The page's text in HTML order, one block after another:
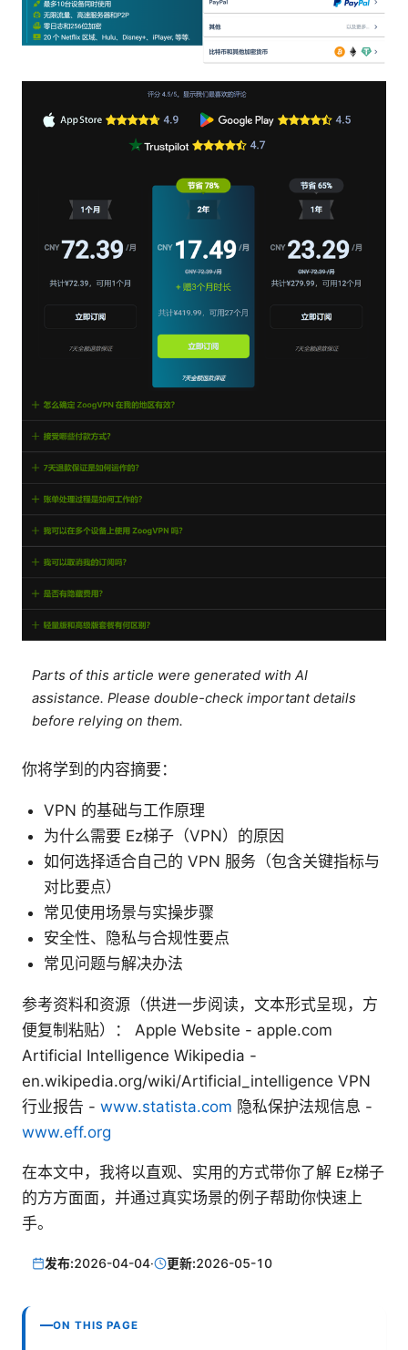
Parts of this article were generated with AI
assistance. Please double-check important details
before relying on them.
你将学到的内容摘要：
VPN 的基础与工作原理
为什么需要 Ez梯子（VPN）的原因
如何选择适合自己的 VPN 服务（包含关键指标与
对比要点）
常见使用场景与实操步骤
安全性、隐私与合规性要点
常见问题与解决办法
参考资料和资源（供进一步阅读，文本形式呈现，方
便复制粘贴）： Apple Website - apple.com
Artificial Intelligence Wikipedia -
en.wikipedia.org/wiki/Artificial_intelligence VPN
行业报告 - www.statista.com 隐私保护法规信息 -
www.eff.org
在本文中，我将以直观、实用的方式带你了解 Ez梯子
的方方面面，并通过真实场景的例子帮助你快速上
手。
发布:2026-04-04· 更新:2026-05-10
ON THIS PAGE